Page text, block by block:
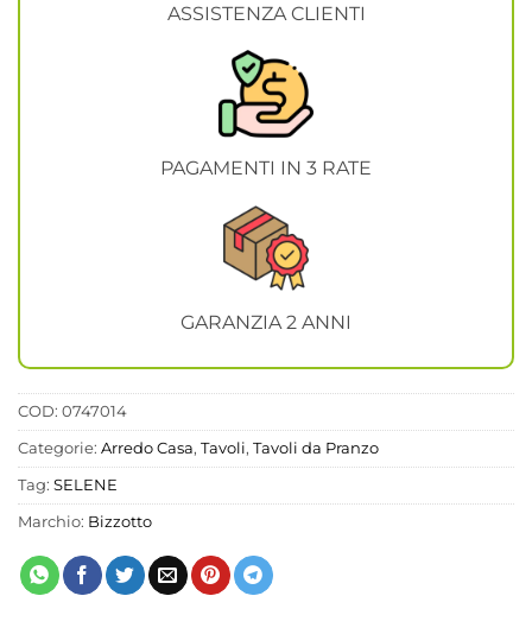
ASSISTENZA CLIENTI
PAGAMENTI IN 3 RATE
GARANZIA 2 ANNI
COD: 0747014
Categorie: Arredo Casa, Tavoli, Tavoli da Pranzo
Tag: SELENE
Marchio: Bizzotto